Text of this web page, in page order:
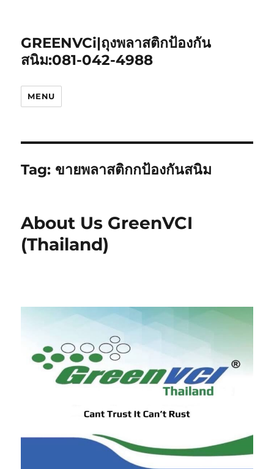
GREENVCi|ถุงพลาสติกป้องกัน
สนิม:081-042-4988
MENU
Tag: ขายพลาสติกกป้องกันสนิม
About Us GreenVCI
(Thailand)